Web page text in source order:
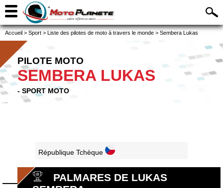
Accueil > Sport > Liste des pilotes de moto à travers le monde > Sembera Lukas
PILOTE MOTO
SEMBERA LUKAS
- SPORT MOTO
République Tchèque
PALMARES DE LUKAS